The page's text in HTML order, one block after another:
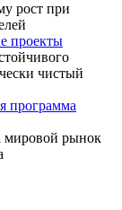
рост при
проекты
чистый
программа
мировой рынок